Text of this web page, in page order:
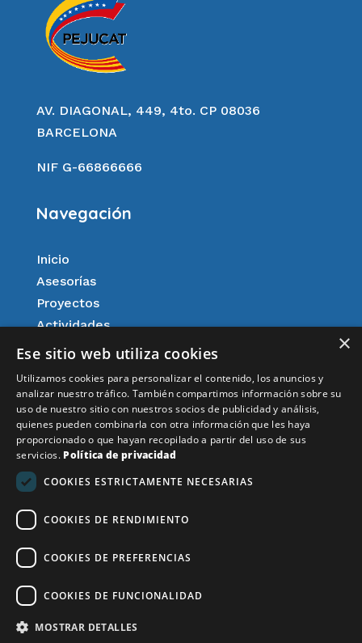
AV. DIAGONAL, 449, 4to. CP 08036
BARCELONA
NIF G-66866666
Navegación
Inicio
Asesorías
Proyectos
Actividades
Agenda
Aspectos legales
Resultados
Noticias
Aviso Legal
×
Ese sitio web utiliza cookies
Utilizamos cookies para personalizar el contenido, los anuncios y
analizar nuestro tráfico. También compartimos información sobre su
uso de nuestro sitio con nuestros socios de publicidad y análisis,
quienes pueden combinarla con otra información que les haya
proporcionado o que hayan recopilado a partir del uso de sus
servicios. Política de privacidad
COOKIES ESTRICTAMENTE NECESARIAS
COOKIES DE RENDIMIENTO
COOKIES DE PREFERENCIAS
COOKIES DE FUNCIONALIDAD
MOSTRAR DETALLES